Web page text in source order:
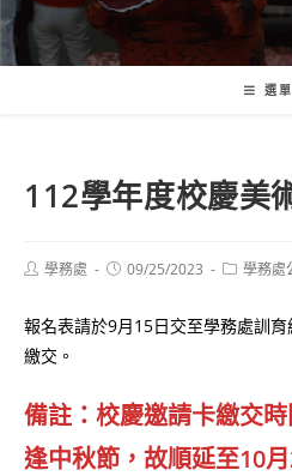
選單
112學年度校慶美
Post學務處
Post09/25/2023
Post學務處
報名表請於9月15日交至學務處訓
繳交。
備註：校慶邀請卡繳交
逢中秋節，故順延至10